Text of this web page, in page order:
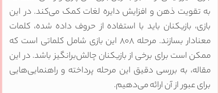
به تقویت ذهن و افزایش دایره لغات کمک می‌کند. در این
بازی، بازیکنان باید با استفاده از حروف داده شده، کلمات
معنادار بسازند. مرحله ۸۰۸ این بازی شامل کلماتی است که
ممکن است برای برخی از بازیکنان چالش‌برانگیز باشد. در این
مقاله، به بررسی دقیق این مرحله پرداخته و راهنمایی‌هایی
برای عبور از آن ارائه می‌دهیم.